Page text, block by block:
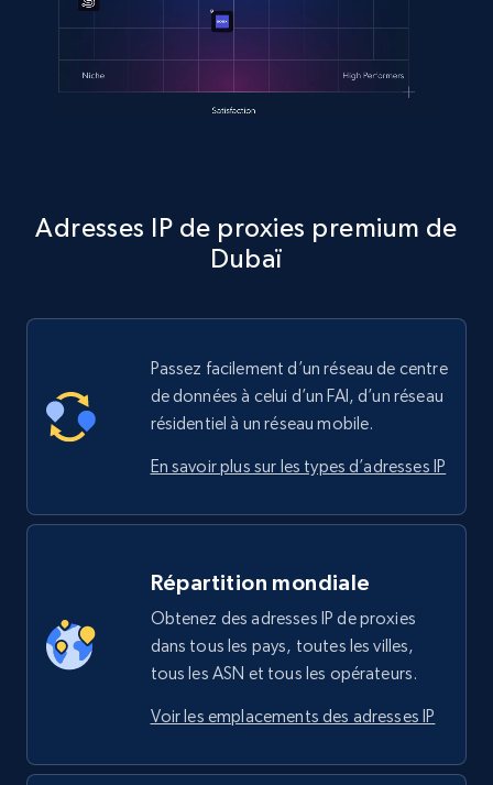
Adresses IP de proxies premium de
Dubaï
Passez facilement d’un réseau de centre
de données à celui d’un FAI, d’un réseau
résidentiel à un réseau mobile.
En savoir plus sur les types d’adresses IP
Répartition mondiale
Obtenez des adresses IP de proxies
dans tous les pays, toutes les villes,
tous les ASN et tous les opérateurs.
Voir les emplacements des adresses IP